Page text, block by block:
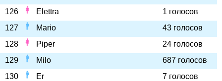
126
Elettra
1 голосов
127
Mario
43 голосов
128
Piper
24 голосов
129
Milo
687 голосов
130
Er
7 голосов